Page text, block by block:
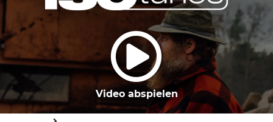
Video abspielen